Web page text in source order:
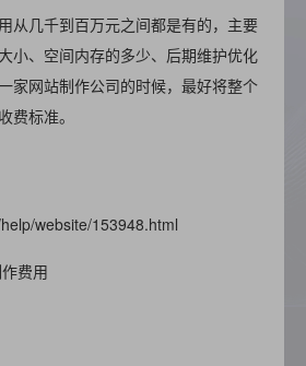
从几千到百万元之间都是有的，主要
小、空间内存的多少、后期维护优化
家网站制作公司的时候，最好将整个
费标准。
website/153948.html
费用